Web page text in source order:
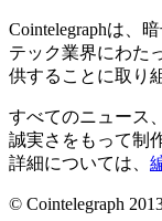
Cointelegraphは、
テック業界にわた
供することに取り
すべてのニュース
誠実さをもって制
詳細については、
© Cointelegraph